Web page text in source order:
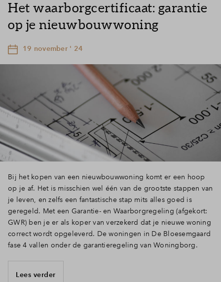
Het waarborgcertificaat: garantie
op je nieuwbouwwoning
19 november ' 24
Bij het kopen van een nieuwbouwwoning komt er een hoop
op je af. Het is misschien wel één van de grootste stappen van
je leven, en zelfs een fantastische stap mits alles goed is
geregeld. Met een Garantie- en Waarborgregeling (afgekort:
GWR) ben je er als koper van verzekerd dat je nieuwe woning
correct wordt opgeleverd. De woningen in De Bloesemgaard
fase 4 vallen onder de garantieregeling van Woningborg.
Lees verder